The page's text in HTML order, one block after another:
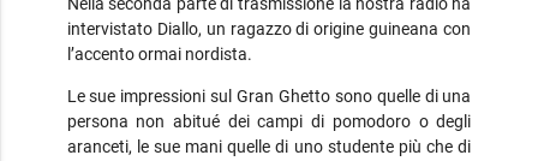
intervistato Diallo, un ragazzo di origine guineana con
l’accento ormai nordista.
Le sue impressioni sul Gran Ghetto sono quelle di una
persona non abitué dei campi di pomodoro o degli
aranceti, le sue mani quelle di uno studente più che di